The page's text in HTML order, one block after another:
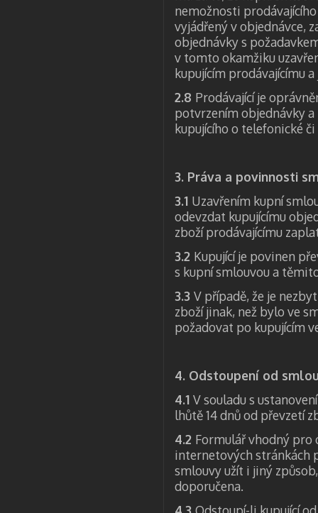
nemožnosti
vyjádřený v objednávce,
objednávky s
v tomto okamžiku
kupujícím prodávajícímu
2.8 Prodávající je
potvrzením objednávky
kupujícího o telefonické
3. Práva a povinnosti
3.1 Uzavřením kupní
odevzdat kupujícímu
zboží prodávajícímu
3.2 Kupující je povinen
s kupní smlouvou a
3.3V případě, že je
zboží jinak, než bylo ve
požadovat po kupujícím
4. Odstoupení od
4.1V souladu s
lhůtě 14 dnů od převzetí
4.2 Formulář vhodný pro
internetových stránkách
smlouvy užít i jiný
doporučena.